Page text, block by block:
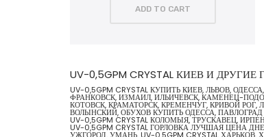
ADD TO CART
UV-0,5GPM CRYSTAL КИЕВ И
UV-0,5GPM CRYSTAL КУПИТЬ КИЕВ, ЛЬВОВ,
ФРАНКОВСК, ИЗМАИЛ, ИЛЬИЧЕВСК, КАМЕНЕЦ-
КОТОВСК, КРАМАТОРСК, КРЕМЕНЧУГ, КРИВОЙ РОГ,
ВОЛЫНСКИЙ, ОБУХОВ КУПИТЬ ОДЕССА, ПАВЛОГРАД
UV-0,5GPM CRYSTAL КОЛОМЫЯ, ТРУСКАВЕЦ,
UV-0,5GPM CRYSTAL ГОРЛОВКА ЛУЧШАЯ ЦЕНА